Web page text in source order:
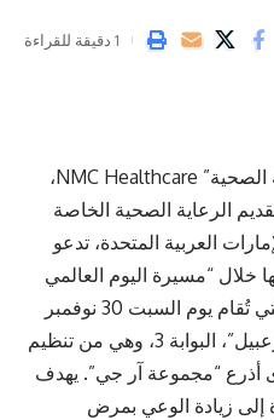
1 دقيقة للقراءة
“إن إم سي للرعاية الصحية” NMC Healthcare،
الرعاية الصحية الخاصة
العربية المتحدة، تدعو
خلال “مسيرة اليوم العالمي
للسكري” 2024، التي تُقام يوم السبت 30 نوفمبر
2024 في “حديقة زعبيل”، البوابة 3، وهي من تنظيم
أذرع “مجموعة آر جي”. يهدف
إلى زيادة الوعي بمرض